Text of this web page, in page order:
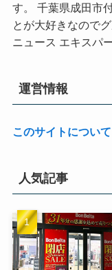
す。 千葉県成田市
とが大好きなので
ニュース エキスパ
運営情報
このサイトについて
人気記事